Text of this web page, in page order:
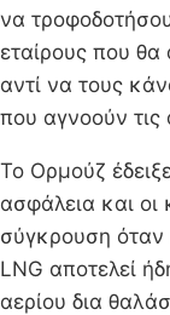
να
εταίρους που
αντί να τους
που αγνοούν τις
Το Ορμούζ
ασφάλεια και οι
σύγκρουση όταν
LNG αποτελεί
αερίου δια